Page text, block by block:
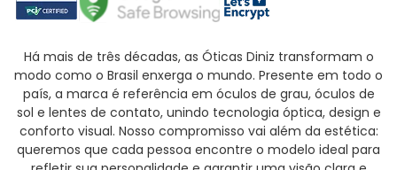
Há mais de três décadas, as Óticas Diniz transformam o
modo como o Brasil enxerga o mundo. Presente em todo o
país, a marca é referência em óculos de grau, óculos de
sol e lentes de contato, unindo tecnologia óptica, design e
conforto visual. Nosso compromisso vai além da estética:
queremos que cada pessoa encontre o modelo ideal para